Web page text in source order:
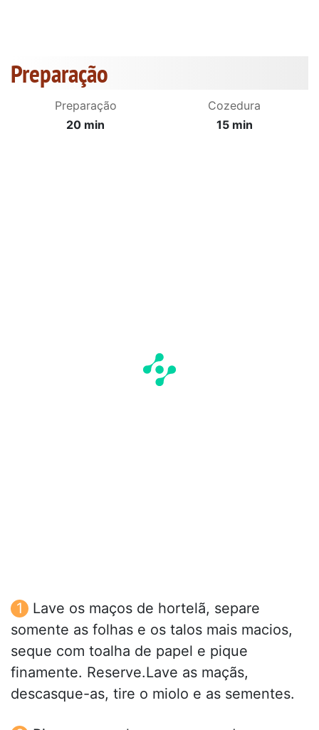
Preparação
Preparação
20 min
Cozedura
15 min
Lave os maços de hortelã, separe
somente as folhas e os talos mais macios,
seque com toalha de papel e pique
finamente. Reserve.Lave as maçãs,
descasque-as, tire o miolo e as sementes.